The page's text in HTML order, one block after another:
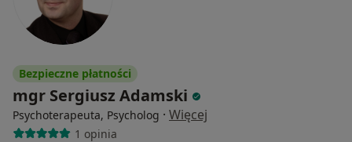
Bezpieczne płatności
mgr Sergiusz Adamski
Psychoterapeuta, Psycholog · Więcej
1 opinia